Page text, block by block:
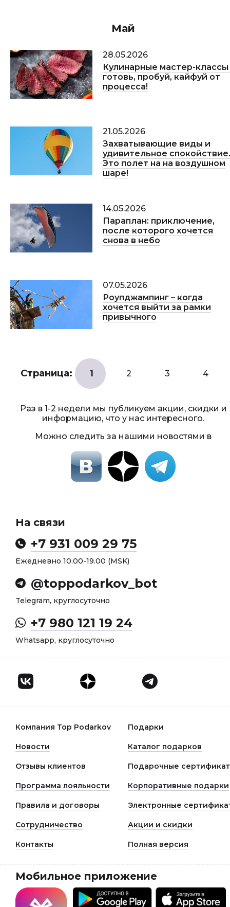
Май
28.05.2026
Кулинарные мастер-классы
готовь, пробуй, кайфуй от
процесса!
21.05.2026
Захватывающие виды и
удивительное спокойствие.
Это полет на на воздушном
шаре!
14.05.2026
Параплан: приключение,
после которого хочется
снова в небо
07.05.2026
Роупджампинг – когда
хочется выйти за рамки
привычного
Страница: 1 2 3 4
Раз в 1-2 недели мы публикуем акции, скидки и
информацию, что у нас интересного.
Можно следить за нашими новостями в
На связи
+7 931 009 29 75
Ежедневно 10.00-19.00 (MSK)
@toppodarkov_bot
Telegram, круглосуточно
+7 980 121 19 24
Whatsapp, круглосуточно
Компания Top Podarkov Подарки
Новости Каталог подарков
Отзывы клиентов Подарочные
Программа лояльности Корпоративные подарки
Правила и договоры Электронные
Сотрудничество Акции и скидки
Контакты Полная версия
Мобильное приложение